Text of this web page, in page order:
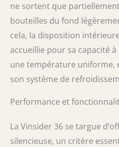
ne sortent que
bouteilles du fond
cela, la disposition
accueillie pour sa capacité
une température uniforme,
son système de
Performance et
La Vinsider 36 se targue
silencieuse, un critère